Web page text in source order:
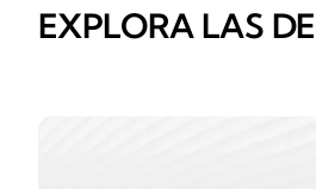
EXPLORA LAS